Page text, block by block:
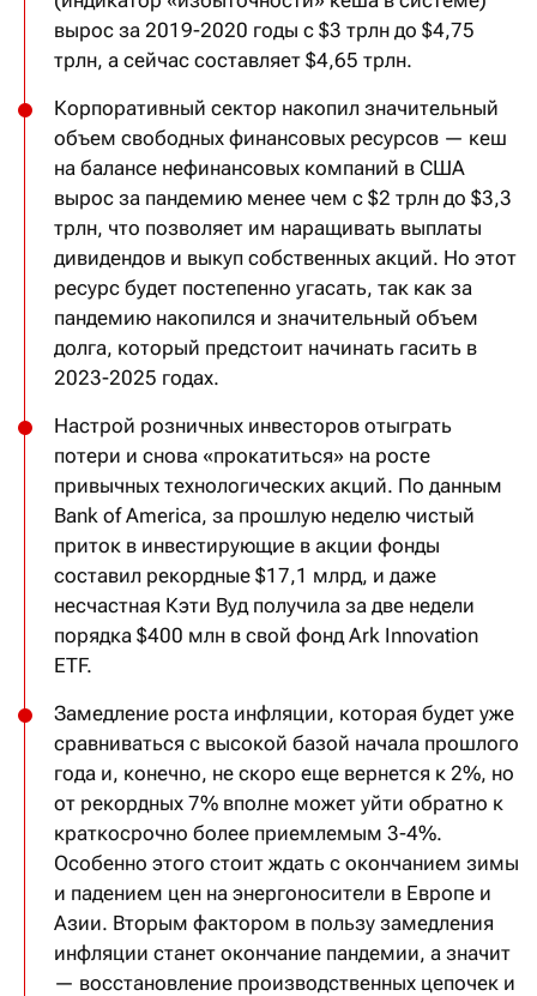
вырос за 2019-2020 годы с $3 трлн до $4,75
трлн, а сейчас составляет $4,65 трлн.
Корпоративный сектор накопил значительный
объем свободных финансовых ресурсов — кеш
на балансе нефинансовых компаний в США
вырос за пандемию менее чем с $2 трлн до $3,3
трлн, что позволяет им наращивать выплаты
дивидендов и выкуп собственных акций. Но этот
ресурс будет постепенно угасать, так как за
пандемию накопился и значительный объем
долга, который предстоит начинать гасить в
2023-2025 годах.
Настрой розничных инвесторов отыграть
потери и снова «прокатиться» на росте
привычных технологических акций. По данным
Bank of America, за прошлую неделю чистый
приток в инвестирующие в акции фонды
составил рекордные $17,1 млрд, и даже
несчастная Кэти Вуд получила за две недели
порядка $400 млн в свой фонд Ark Innovation
ETF.
Замедление роста инфляции, которая будет уже
сравниваться с высокой базой начала прошлого
года и, конечно, не скоро еще вернется к 2%, но
от рекордных 7% вполне может уйти обратно к
краткосрочно более приемлемым 3-4%.
Особенно этого стоит ждать с окончанием зимы
и падением цен на энергоносители в Европе и
Азии. Вторым фактором в пользу замедления
инфляции станет окончание пандемии, а значит
— восстановление производственных цепочек и